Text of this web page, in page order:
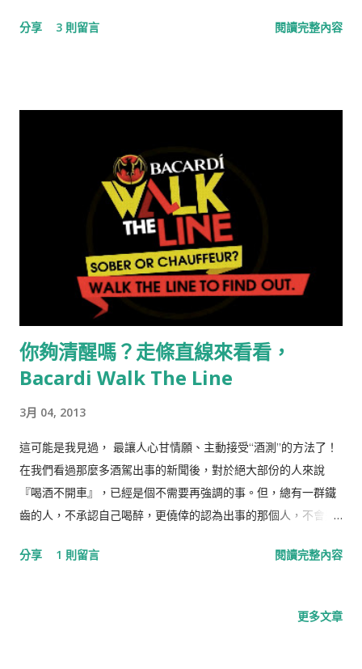
有時候一個破爛玩意兒，隨隨便便做，它卻大賣，但有時候明明
她說『她可以了解一個顧客終身價值，根據過去的消費紀錄與往
來互動的結果，掌握在最適當的時候，主動提出他最需要的產
品，甚至客製化的服務』，而且有一套嚴謹的做法與步驟。 例
如： RFM模型 ，可以將顧客分級，然後區分誰最忠誠、誰是奧
客、誰最有潛力、誰可以置之不理，再針對不同的顧客群採取不
同的行銷策略，減少行銷預算不必要的浪費。這一切可不是打嘴
泡，而是有一堆數據，統計分析的結果。那時候，我覺得行銷也
可以是門科學，需要清楚的邏輯思考。 我以為CRM上身，從此就
天下太平，可以躺著作行銷，原來是我太傻，太天真！
分享 3 則留言 閱讀完整內容
你夠清醒嗎？走條直線來看看，
Bacardi Walk The Line
3月 04, 2013
這可能是我見過， 最讓人心甘情願、主動接受“酒測”的方法了！
在我們看過那麼多酒駕出事的新聞後，對於絕大部份的人來說
『喝酒不開車』，已經是個不需要再強調的事。但，總有一群鐵
齒的人，不承認自己喝醉，更僥倖的認為出事的那個人，不會是
就是先讓他們相信『自己喝醉了』！但，怎麼做到？
分享 1 則留言 閱讀完整內容
更多文章